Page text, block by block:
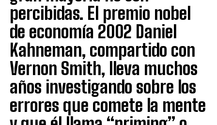
percibidas. El premio nobel
de economía 2002 Daniel
Kahneman, compartido con
Vernon Smith, lleva muchos
años investigando sobre los
errores que comete la mente